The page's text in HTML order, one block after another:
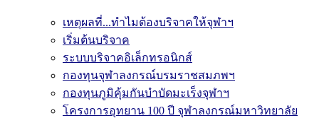
เหตุผลที่...ทำไมต้องบริจาคให้จุฬาฯ
เริ่มต้นบริจาค
ระบบบริจาคอิเล็กทรอนิกส์
กองทุนจุฬาลงกรณ์บรมราชสมภพฯ
กองทุนภูมิคุ้มกันบำบัดมะเร็งจุฬาฯ
โครงการอุทยาน 100 ปี จุฬาลงกรณ์มหาวิทยาลัย